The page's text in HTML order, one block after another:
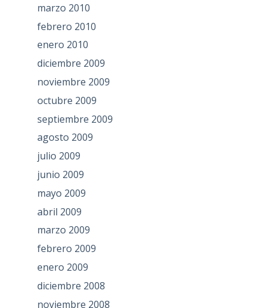
marzo 2010
febrero 2010
enero 2010
diciembre 2009
noviembre 2009
octubre 2009
septiembre 2009
agosto 2009
julio 2009
junio 2009
mayo 2009
abril 2009
marzo 2009
febrero 2009
enero 2009
diciembre 2008
noviembre 2008